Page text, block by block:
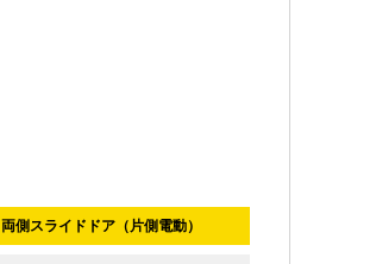
両側スライドドア（片側電動）